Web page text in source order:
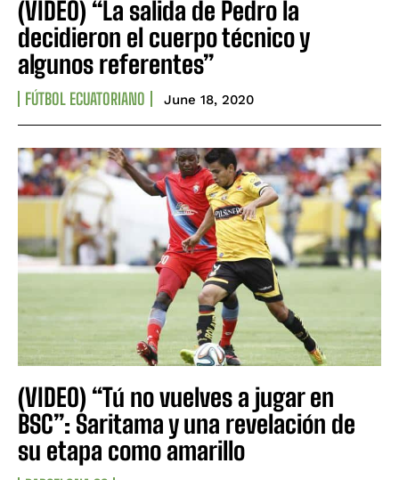
(VIDEO) “La salida de Pedro la
decidieron el cuerpo técnico y
algunos referentes”
FÚTBOL ECUATORIANO June 18, 2020
(VIDEO) “Tú no vuelves a jugar en
BSC”: Saritama y una revelación de
su etapa como amarillo